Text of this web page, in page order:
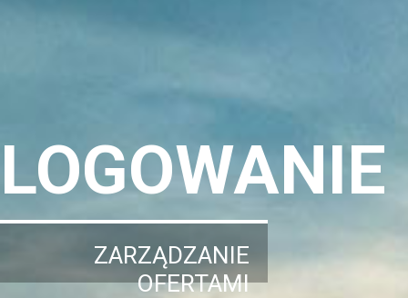
LOGOWANIE
ZARZĄDZANIE
OFERTAMI